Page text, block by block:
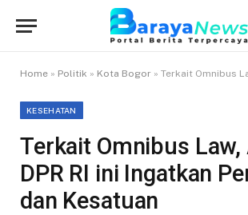
Home » Politik » Kota Bogor » Terkait Omnibus Law, Anggota DPR RI
KESEHATAN
Terkait Omnibus Law,
DPR RI ini Ingatkan
dan Kesatuan